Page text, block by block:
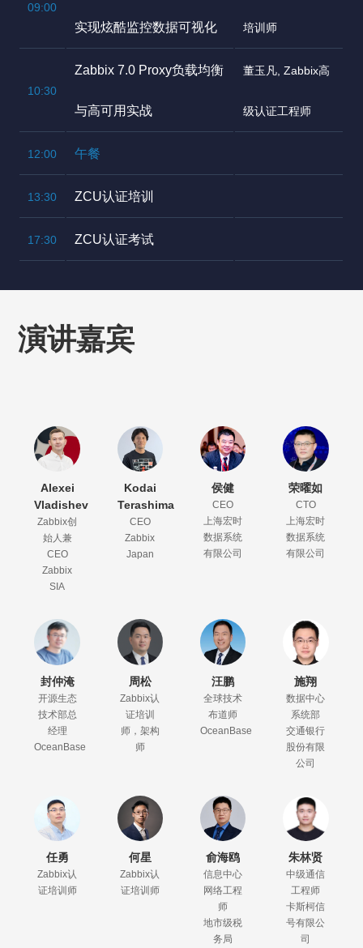
09:00
实现炫酷监控数据可视化 培训师
10:30
Zabbix 7.0 Proxy负载均衡
与高可用实战
董玉凡, Zabbix高
级认证工程师
12:00 午餐
13:30 ZCU认证培训
17:30 ZCU认证考试
演讲嘉宾
Alexei
Vladishev
Zabbix创
始人兼
CEO
Zabbix
SIA
Kodai
Terashima
CEO
Zabbix
Japan
侯健
CEO
上海宏时
数据系统
有限公司
荣曜如
CTO
上海宏时
数据系统
有限公司
封仲淹
开源生态
技术部总
经理
OceanBase
周松
Zabbix认
证培训
师，架构
师
汪鹏
全球技术
布道师
OceanBase
施翔
数据中心
系统部
交通银行
股份有限
公司
任勇
Zabbix认
证培训师
何星
Zabbix认
证培训师
俞海鸥
信息中心
网络工程
师
地市级税
务局
朱林贤
中级通信
工程师
卡斯柯信
号有限公
司